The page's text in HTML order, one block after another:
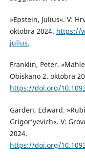
»Epstein, Julius«. V:
oktobra 2024. https://
julius.
Franklin, Peter.
Obiskano 2. oktobra
https://doi.org/
Garden, Edward.
Grigor’yevich«. V:
2024.
https://doi.org/